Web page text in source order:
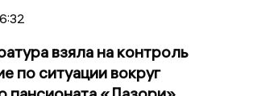
взяла на контроль
по ситуации вокруг